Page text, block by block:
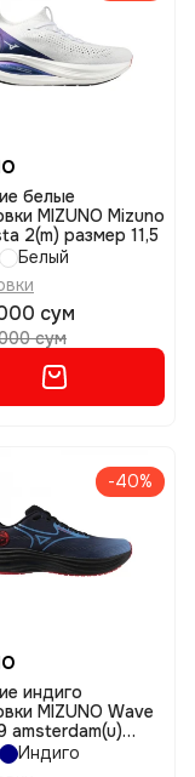
белые
MIZUNO Mizuno
2(m) размер 11,5
Белый
сум
сум
-40%
индиго
MIZUNO Wave
amsterdam(u)
7,5
Индиго